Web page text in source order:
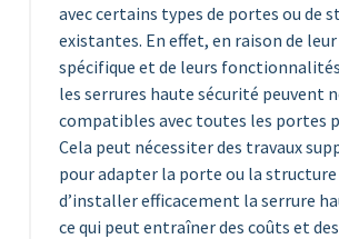
avec certains types de portes ou de
existantes. En effet, en raison de
spécifique et de leurs
les serrures haute sécurité peuvent
compatibles avec toutes les portes
Cela peut nécessiter des travaux
pour adapter la porte ou la
d’installer efficacement la serrure
ce qui peut entraîner des coûts et